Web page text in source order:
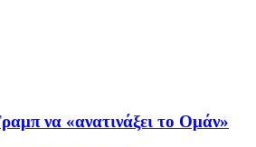
να «ανατινάξει το Ομάν»